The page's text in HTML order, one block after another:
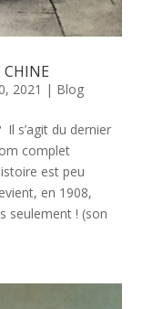
CHINE
2021 | Blog
s’agit du dernier
complet
est peu
en 1908,
seulement ! (son